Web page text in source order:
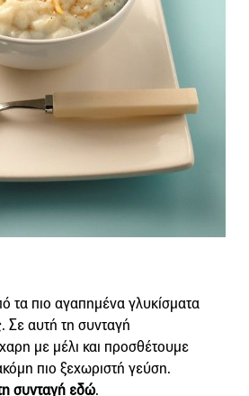
τα πιο αγαπημένα γλυκίσματα
Σε αυτή τη συνταγή
με μέλι και προσθέτουμε
πιο ξεχωριστή γεύση.
συνταγή εδώ.